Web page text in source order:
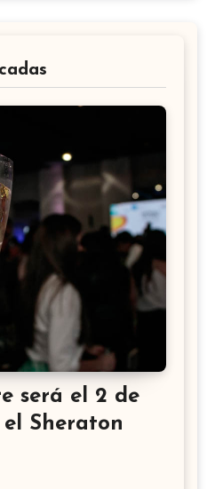
será el 2 de
Sheraton